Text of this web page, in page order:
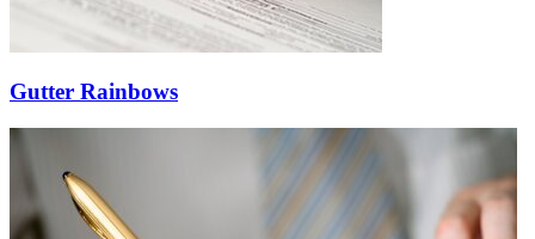
Gutter Rainbows